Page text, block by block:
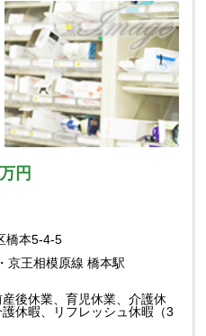
円
橋本5-4-5
京王相模原線 橋本駅
後休業、育児休業、介護休
休暇、リフレッシュ休暇（3